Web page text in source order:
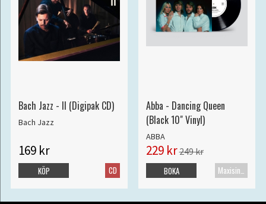
Bach Jazz - II (Digipak CD)
Bach Jazz
169 kr
CD
KÖP
Abba - Dancing Queen
(Black 10" Vinyl)
ABBA
229 kr249 kr
Maxisingel
BOKA